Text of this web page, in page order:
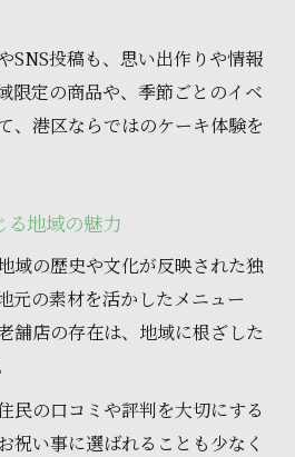
SNS投稿も、思い出作りや情報
限定の商品や、季節ごとのイベ
、港区ならではのケーキ体験を
る地域の魅力
域の歴史や文化が反映された独
元の素材を活かしたメニュー
舗店の存在は、地域に根ざした
民の口コミや評判を大切にする
祝い事に選ばれることも少なく